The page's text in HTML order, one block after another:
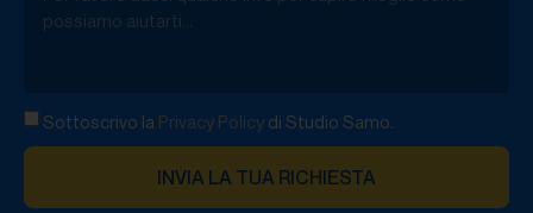
Sottoscrivo la Privacy Policy di Studio Samo.
INVIA LA TUA RICHIESTA